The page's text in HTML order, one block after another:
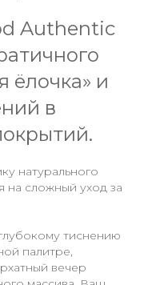
Authentic
ёлочка» и
в
натурального
на сложный уход за
тиснению
палитре,
вечер